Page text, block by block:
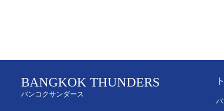
BANGKOK THUNDERS
バンコクサンダース